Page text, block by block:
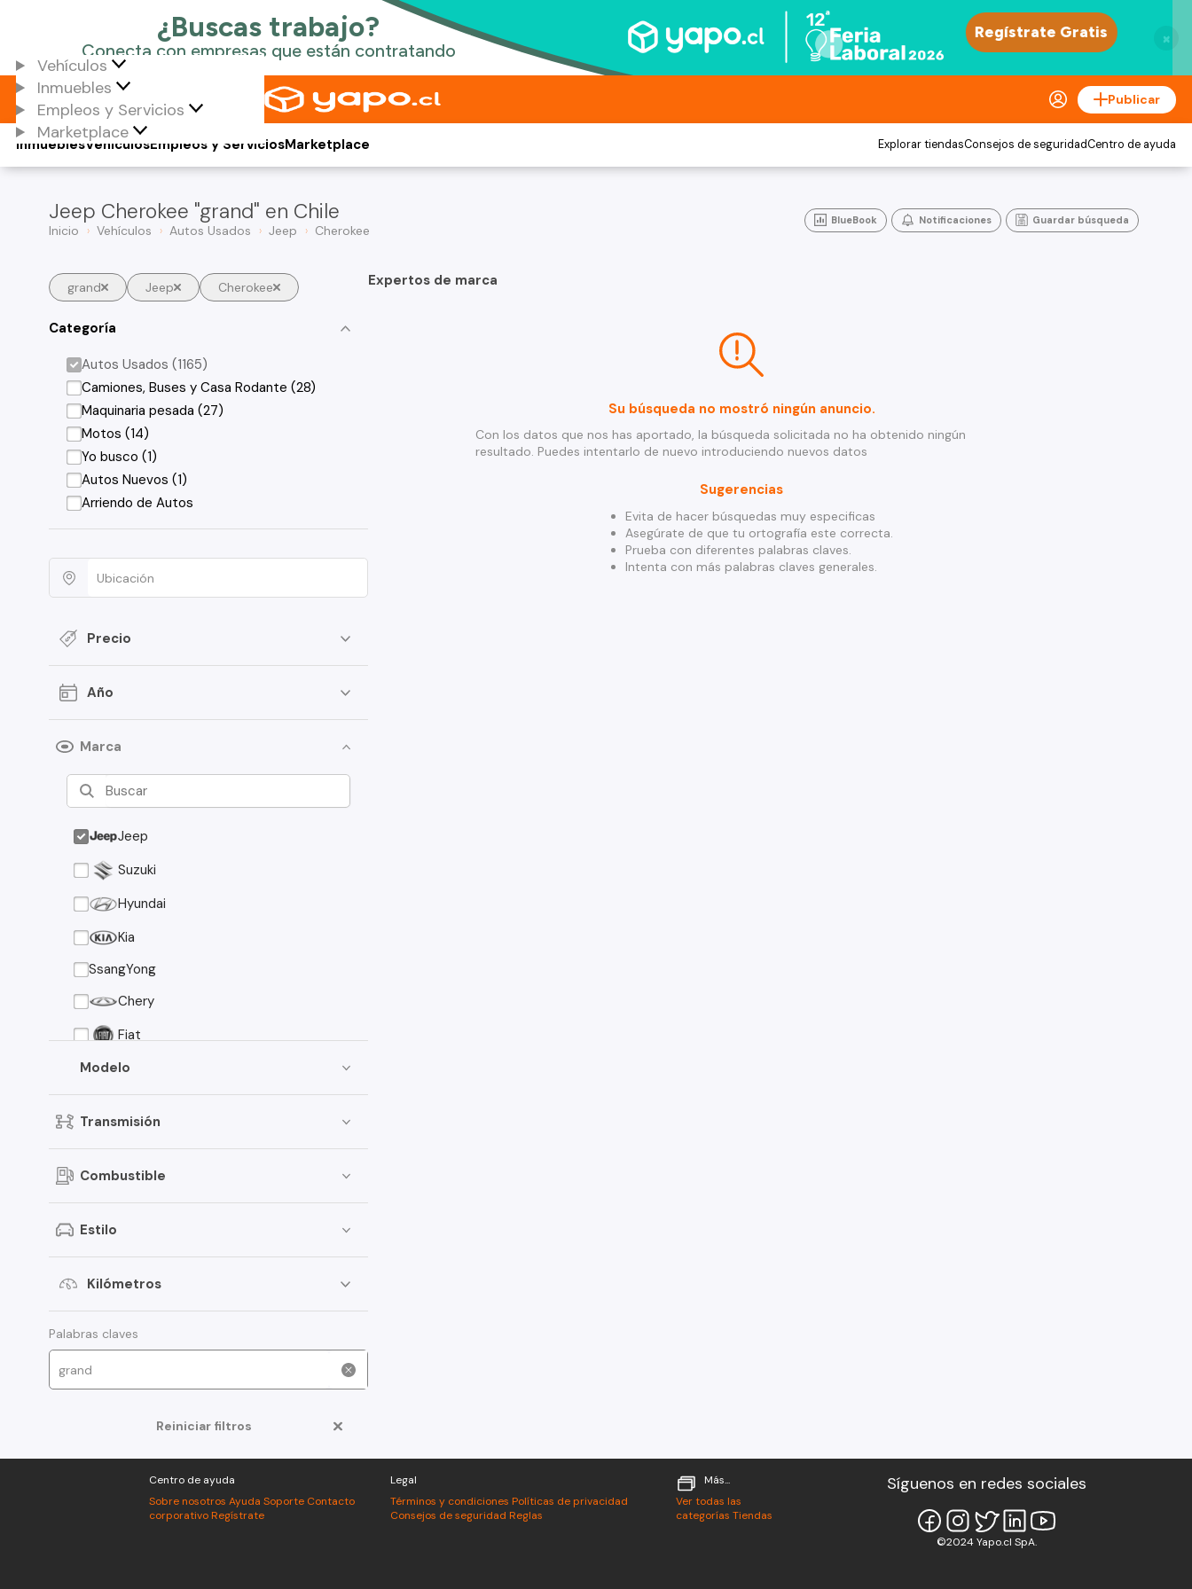
×
Vehículos
Inmuebles
Empleos y Servicios
Marketplace
Publicar
Vehículos
Inmuebles Empleos y ServiciosMarketplace Explorar tiendasConsejos de seguridadCentro de ayuda
Jeep Cherokee "grand" en Chile
Inicio Vehículos Autos Usados Jeep Cherokee
BlueBook Notificaciones Guardar búsqueda
grand Jeep Cherokee
Categoría
Autos Usados (1165)
Camiones, Buses y Casa Rodante (28)
Maquinaria pesada (27)
Motos (14)
Yo busco (1)
Autos Nuevos (1)
Arriendo de Autos
Precio
Año
Marca
Jeep
Suzuki
Hyundai
Kia
SsangYong
Chery
Fiat
ZX Auto
Chevrolet
Peugeot
Mazda
BMW
Mercedes Benz
Modelo
Transmisión
Combustible
Estilo
Kilómetros
Palabras claves
Reiniciar filtros
Expertos de marca
Su búsqueda no mostró ningún anuncio.
Con los datos que nos has aportado, la búsqueda solicitada no ha obtenido ningún
resultado. Puedes intentarlo de nuevo introduciendo nuevos datos
Sugerencias
Evita de hacer búsquedas muy especificas
Asegúrate de que tu ortografía este correcta.
Prueba con diferentes palabras claves.
Intenta con más palabras claves generales.
Centro de ayuda
Sobre nosotros Ayuda Soporte Contacto
corporativo Regístrate
Legal
Términos y condiciones Políticas de privacidad
Consejos de seguridad Reglas
Más...
Ver todas las
categorías Tiendas
Síguenos en redes sociales
©2024 Yapo.cl SpA.